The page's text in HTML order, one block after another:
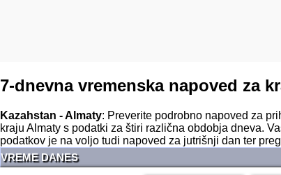
7-dnevna vremenska napoved za
Kazahstan - Almaty: Preverite podrobno napoved za
kraju Almaty s podatki za štiri različna obdobja dneva.
podatkov je na voljo tudi napoved za jutrišnji dan ter
VREME DANES